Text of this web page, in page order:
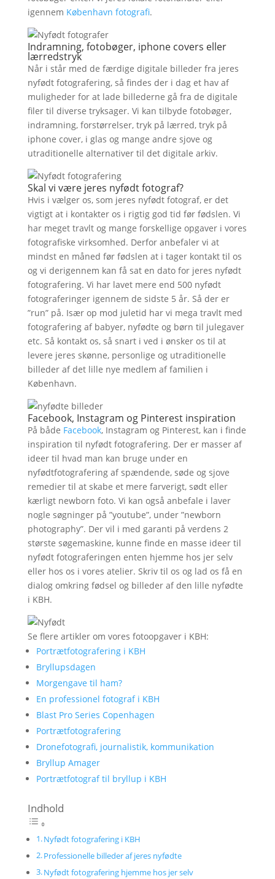
igennem København fotografi.
Indramning, fotobøger, iphone covers eller
lærredstryk
Når i står med de færdige digitale billeder fra jeres
nyfødt fotografering, så findes der i dag et hav af
muligheder for at lade billederne gå fra de digitale
filer til diverse tryksager. Vi kan tilbyde fotobøger,
indramning, forstørrelser, tryk på lærred, tryk på
iphone cover, i glas og mange andre sjove og
utraditionelle alternativer til det digitale arkiv.
Skal vi være jeres nyfødt fotograf?
Hvis i vælger os, som jeres nyfødt fotograf, er det
vigtigt at i kontakter os i rigtig god tid før fødslen. Vi
har meget travlt og mange forskellige opgaver i vores
fotografiske virksomhed. Derfor anbefaler vi at
mindst en måned før fødslen at i tager kontakt til os
og vi derigennem kan få sat en dato for jeres nyfødt
fotografering. Vi har lavet mere end 500 nyfødt
fotograferinger igennem de sidste 5 år. Så der er
”run” på. Især op mod juletid har vi mega travlt med
fotografering af babyer, nyfødte og børn til julegaver
etc. Så kontakt os, så snart i ved i ønsker os til at
levere jeres skønne, personlige og utraditionelle
billeder af det lille nye medlem af familien i
København.
Facebook, Instagram og Pinterest inspiration
På både Facebook, Instagram og Pinterest, kan i finde
inspiration til nyfødt fotografering. Der er masser af
ideer til hvad man kan bruge under en
nyfødtfotografering af spændende, søde og sjove
remedier til at skabe et mere farverigt, sødt eller
kærligt newborn foto. Vi kan også anbefale i laver
nogle søgninger på ”youtube”, under ”newborn
photography”. Der vil i med garanti på verdens 2
største søgemaskine, kunne finde en masse ideer til
nyfødt fotograferingen enten hjemme hos jer selv
eller hos os i vores atelier. Skriv til os og lad os få en
dialog omkring fødsel og billeder af den lille nyfødte
i KBH.
Se flere artikler om vores fotoopgaver i KBH:
Portrætfotografering i KBH
Bryllupsdagen
Morgengave til ham?
En professionel fotograf i KBH
Blast Pro Series Copenhagen
Portrætfotografering
Dronefotografi, journalistik, kommunikation
Bryllup Amager
Portrætfotograf til bryllup i KBH
Indhold
Nyfødt fotografering i KBH
Professionelle billeder af jeres nyfødte
Nyfødt fotografering hjemme hos jer selv